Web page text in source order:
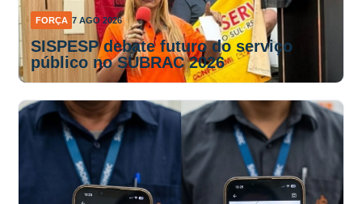
FORÇA 7 AGO 2026
SISPESP debate futuro do serviço
público no SUBRAC 2026